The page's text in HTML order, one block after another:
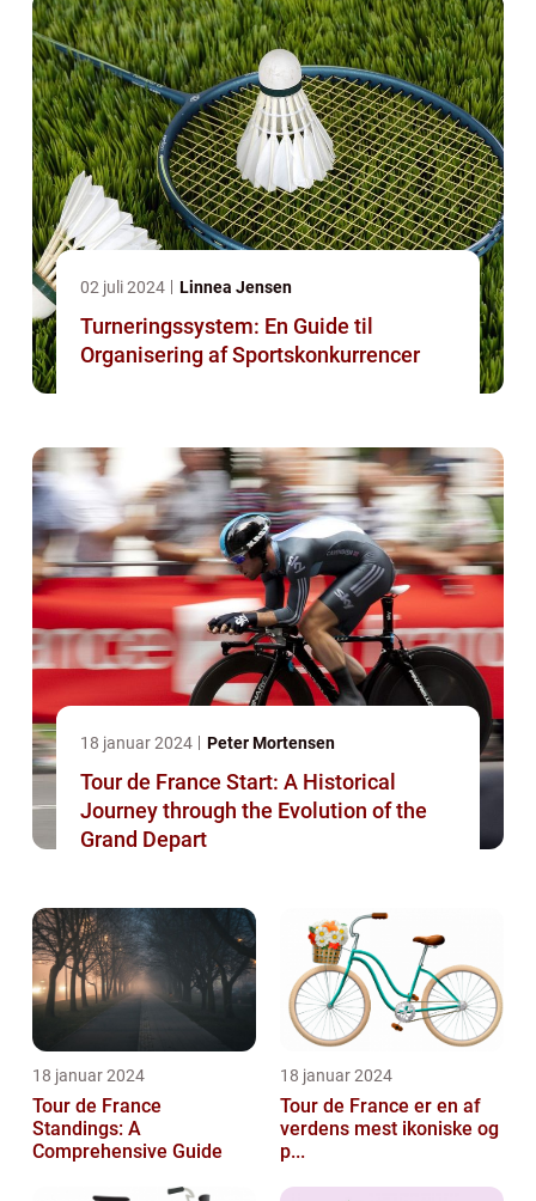
02 juli 2024 Linnea Jensen
Turneringssystem: En Guide til
Organisering af Sportskonkurrencer
18 januar 2024 Peter Mortensen
Tour de France Start: A Historical
Journey through the Evolution of the
Grand Depart
18 januar 2024
Tour de France
Standings: A
Comprehensive Guide
18 januar 2024
Tour de France er en af
verdens mest ikoniske og
p...